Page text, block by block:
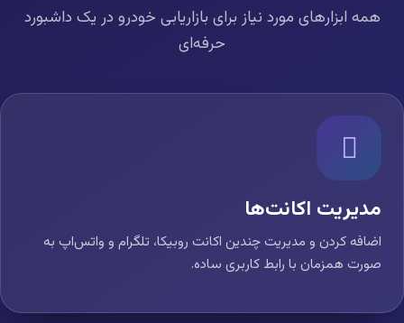
همه ابزارهای مورد نیاز برای بازاریابی خودرو در یک داشبورد
حرفه‌ای
مدیریت اکانت‌ها
اضافه کردن و مدیریت چندین اکانت روبیکا، تلگرام و واتس‌اپ به
صورت همزمان با رابط کاربری ساده.